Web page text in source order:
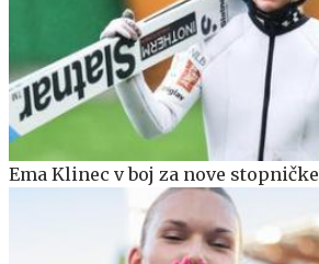
Ema Klinec v boj za nove stopničke